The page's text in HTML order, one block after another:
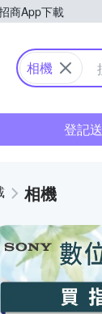
商App下載
Yahoo購物中心
相機
登記送
相機